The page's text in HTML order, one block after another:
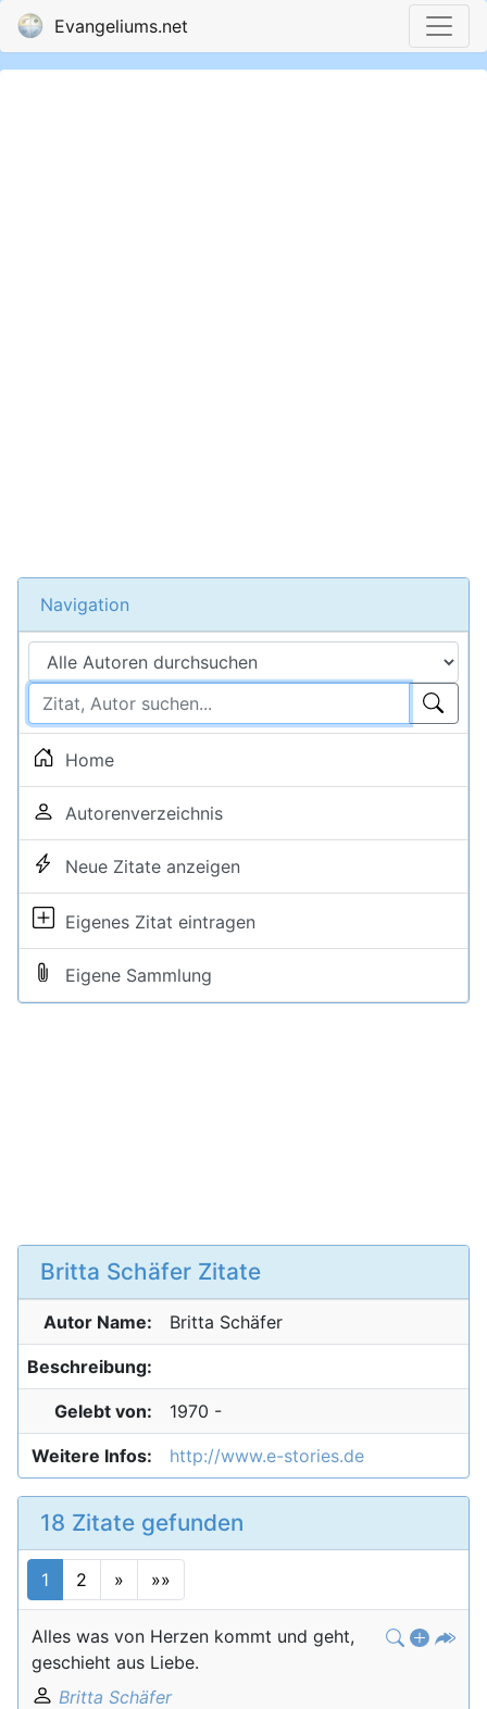
Evangeliums.net
Navigation
Home
Autorenverzeichnis
Neue Zitate anzeigen
Eigenes Zitat eintragen
Eigene Sammlung
Britta Schäfer Zitate
Autor Name: Britta Schäfer
Beschreibung:
Gelebt von: 1970 -
Weitere Infos: http://www.e-stories.de
18 Zitate gefunden
1 2 » »»
Alles was von Herzen kommt und geht,
geschieht aus Liebe.
Britta Schäfer